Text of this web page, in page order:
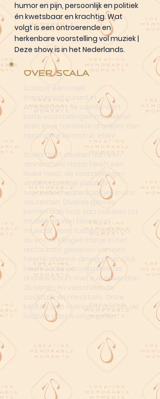
humor en pijn, persoonlijk en politiek
én kwetsbaar en krachtig. Wat
volgt is een ontroerende en
herkenbare voorstelling vol muziek |
Deze show is in het Nederlands.
Over Scala
Scala is een uniek
theaterrestaurant in
Amsterdam. Je combineert
korte voorstellingen met lekker
eten én je favoriete drankjes. Een
bijzondere avond uit eten!
Scala doet denken aan een
dinnershow, maar heeft een
leuke twist: de voorstellingen
vinden namelijk plaats in
separate theaterzaaltjes in ons
souterrain. Diverse genres
komen aan bod, van cabaret tot
muziek en van toneel tot
musical. Voor, tussen en/of na
de voorstellingen kan je in het
restaurant genieten van een
heerlijk shared-dining diner. Ook
heeft Scala een uitgebreide
drankenkaart met o.a. meer dan
25 wijnen en verschillende
cocktails en mocktails. Onze
keuken sluit overigens pas als de
laatste gast is uitgegeten.